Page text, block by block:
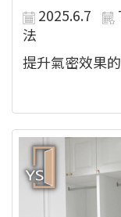
2025.6.7
法
提升氣密效果